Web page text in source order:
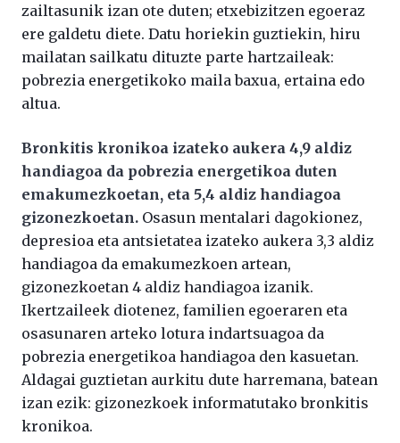
zailtasunik izan ote duten; etxebizitzen egoeraz
ere galdetu diete. Datu horiekin guztiekin, hiru
mailatan sailkatu dituzte parte hartzaileak:
pobrezia energetikoko maila baxua, ertaina edo
altua.
Bronkitis kronikoa izateko aukera 4,9 aldiz
handiagoa da pobrezia energetikoa duten
emakumezkoetan, eta 5,4 aldiz handiagoa
gizonezkoetan. Osasun mentalari dagokionez,
depresioa eta antsietatea izateko aukera 3,3 aldiz
handiagoa da emakumezkoen artean,
gizonezkoetan 4 aldiz handiagoa izanik.
Ikertzaileek diotenez, familien egoeraren eta
osasunaren arteko lotura indartsuagoa da
pobrezia energetikoa handiagoa den kasuetan.
Aldagai guztietan aurkitu dute harremana, batean
izan ezik: gizonezkoek informatutako bronkitis
kronikoa.